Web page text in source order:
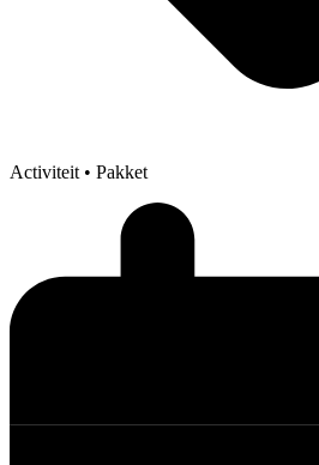
Activiteit • Pakket